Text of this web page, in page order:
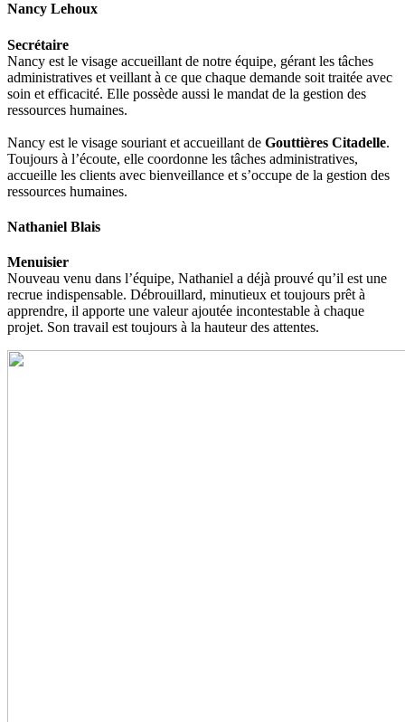
Nancy Lehoux
Secrétaire
Nancy est le visage accueillant de notre équipe, gérant les tâches
administratives et veillant à ce que chaque demande soit traitée avec
soin et efficacité. Elle possède aussi le mandat de la gestion des
ressources humaines.
Nancy est le visage souriant et accueillant de Gouttières Citadelle.
Toujours à l’écoute, elle coordonne les tâches administratives,
accueille les clients avec bienveillance et s’occupe de la gestion des
ressources humaines.
Nathaniel Blais
Menuisier
Nouveau venu dans l’équipe, Nathaniel a déjà prouvé qu’il est une
recrue indispensable. Débrouillard, minutieux et toujours prêt à
apprendre, il apporte une valeur ajoutée incontestable à chaque
projet. Son travail est toujours à la hauteur des attentes.